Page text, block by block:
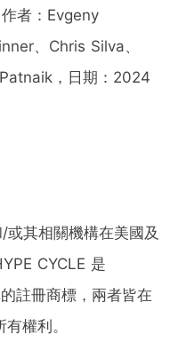
者：Evgeny
、Chris Silva、
，日期：2024
其相關機構在美國及
CYCLE 是
註冊商標，兩者皆在
權利。